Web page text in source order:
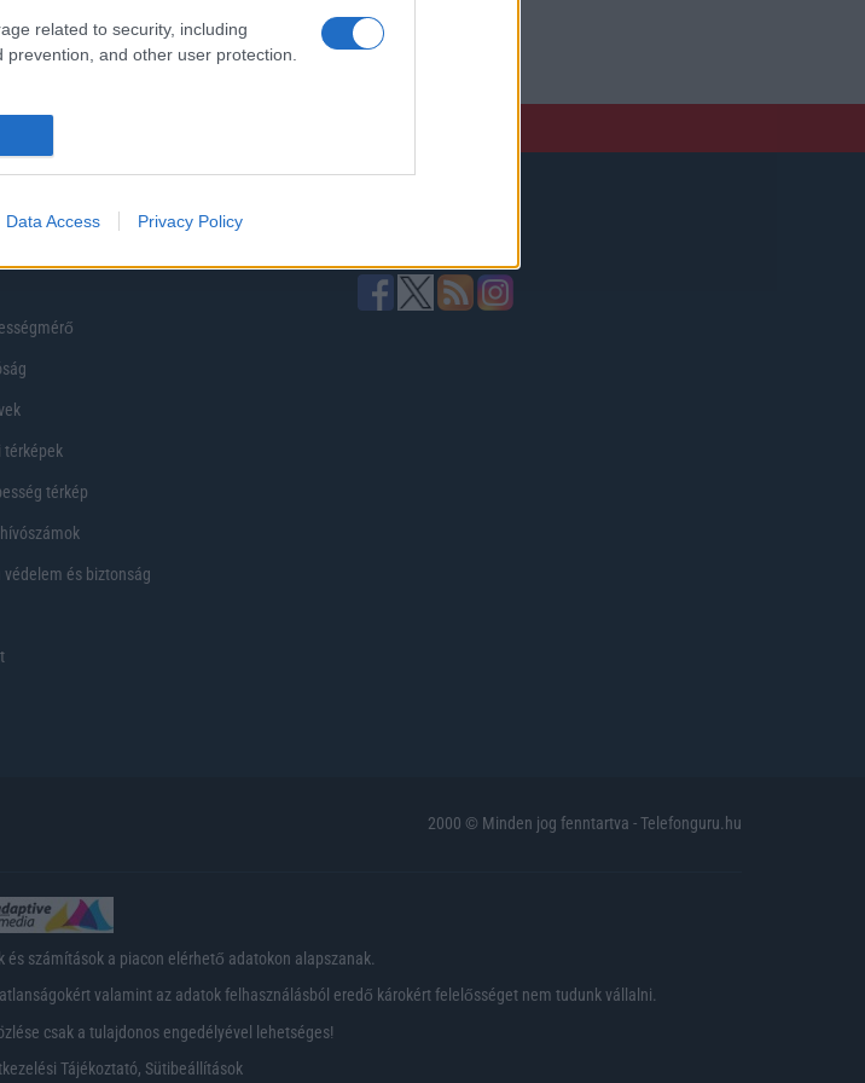
related to security, including
and other user protection.
Data Access Privacy Policy
azok, akik számára fontos a nagyobb kijelző,
térképek
térkép
és biztonság
2000 © Minden jog fenntartva - Telefonguru.hu
számítások a piacon elérhető adatokon alapszanak.
valamint az adatok felhasználásból eredő károkért felelősséget nem tudunk vállalni.
csak a tulajdonos engedélyével lehetséges!
Tájékoztató, Sütibeállítások